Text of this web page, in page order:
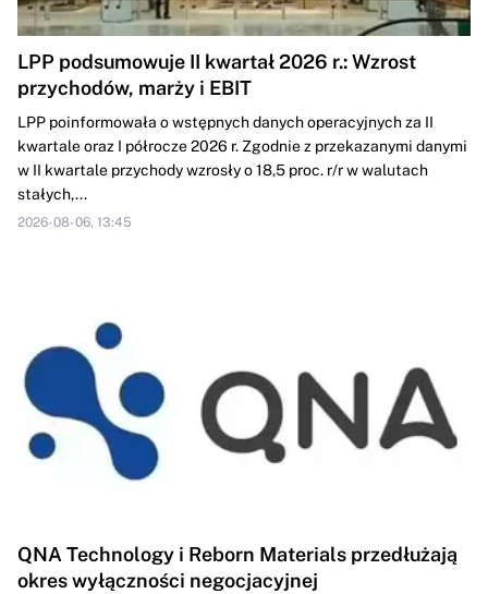
LPP podsumowuje II kwartał 2026 r.: Wzrost
przychodów, marży i EBIT
LPP poinformowała o wstępnych danych operacyjnych za II
kwartale oraz I półrocze 2026 r. Zgodnie z przekazanymi danymi
w II kwartale przychody wzrosły o 18,5 proc. r/r w walutach
stałych,...
2026-08-06, 13:45
QNA Technology i Reborn Materials przedłużają
okres wyłączności negocjacyjnej